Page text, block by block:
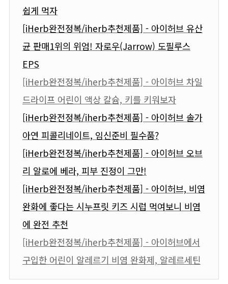
쉽게 먹자
[iHerb완전정복/iherb추천제품] - 아이허브 유산
균 판매1위의 위엄! 자로우(Jarrow) 도필루스
EPS
[iHerb완전정복/iherb추천제품] - 아이허브 차일
드라이프 어린이 액상 칼슘, 키를 키워보자
[iHerb완전정복/iherb추천제품] - 아이허브 솔가
아연 피콜리네이트, 임신준비 필수품?
[iHerb완전정복/iherb추천제품] - 아이허브 오브
리 알로에 베라, 피부 진정이 그만!
[iHerb완전정복/iherb추천제품] - 아이허브, 비염
완화에 좋다는 시누프릿 키즈 시럽 먹여보니 비염
에 완전 추천
[iHerb완전정복/iherb추천제품] - 아이허브에서
구입한 어린이 알레르기 비염 완화제, 알레르세틴